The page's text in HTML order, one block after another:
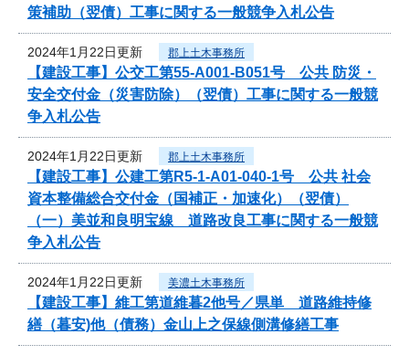
策補助（翌債）工事に関する一般競争入札公告
2024年1月22日更新 郡上土木事務所
【建設工事】公交工第55-A001-B051号 公共 防災・
安全交付金（災害防除）（翌債）工事に関する一般競
争入札公告
2024年1月22日更新 郡上土木事務所
【建設工事】公建工第R5-1-A01-040-1号 公共 社会
資本整備総合交付金（国補正・加速化）（翌債）
（一）美並和良明宝線 道路改良工事に関する一般競
争入札公告
2024年1月22日更新 美濃土木事務所
【建設工事】維工第道維暮2他号／県単 道路維持修
繕（暮安)他（債務）金山上之保線側溝修繕工事